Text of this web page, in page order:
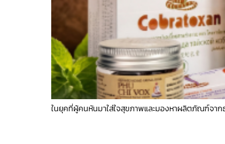
ในยุคที่ผู้คนหันมาใส่ใจสุขภาพและมองหาผลิตภัณฑ์จา